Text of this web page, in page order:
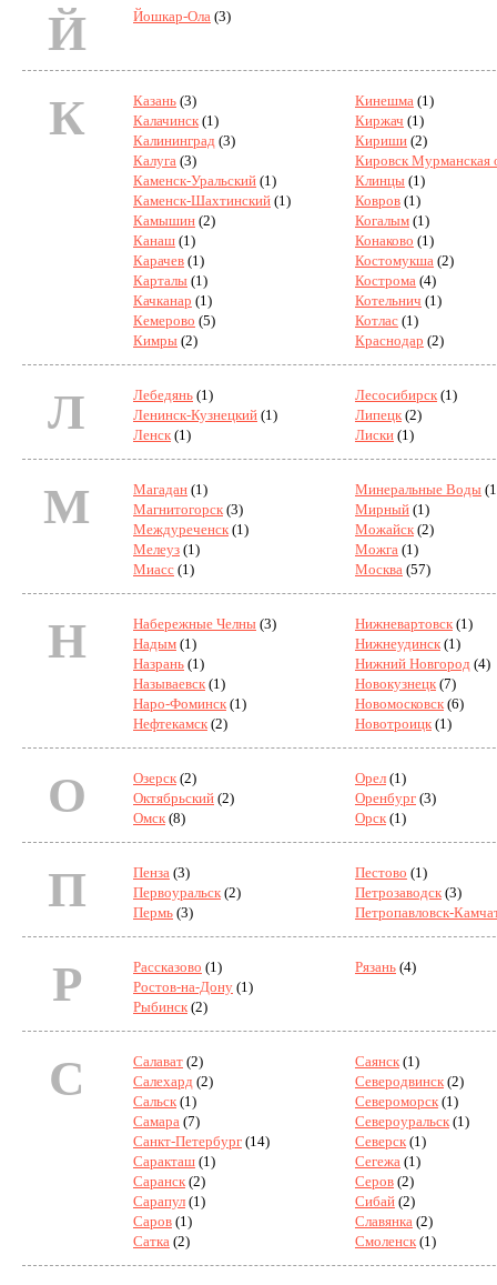
Й Йошкар-Ола (3)
К Казань (3)
Калачинск (1)
Калининград (3)
Калуга (3)
Каменск-Уральский (1)
Каменск-Шахтинский (1)
Камышин (2)
Канаш (1)
Карачев (1)
Карталы (1)
Качканар (1)
Кемерово (5)
Кимры (2)
Кинешма (1)
Киржач (1)
Кириши (2)
Кировск Мурманская
Клинцы (1)
Ковров (1)
Когалым (1)
Конаково (1)
Костомукша (2)
Кострома (4)
Котельнич (1)
Котлас (1)
Краснодар (2)
Л Лебедянь (1)
Ленинск-Кузнецкий (1)
Ленск (1)
Лесосибирск (1)
Липецк (2)
Лиски (1)
М Магадан (1)
Магнитогорск (3)
Междуреченск (1)
Мелеуз (1)
Миасс (1)
Минеральные Воды
Мирный (1)
Можайск (2)
Можга (1)
Москва (57)
Н Набережные Челны (3)
Надым (1)
Назрань (1)
Называевск (1)
Наро-Фоминск (1)
Нефтекамск (2)
Нижневартовск (1)
Нижнеудинск (1)
Нижний Новгород (4)
Новокузнецк (7)
Новомосковск (6)
Новотроицк (1)
О Озерск (2)
Октябрьский (2)
Омск (8)
Орел (1)
Оренбург (3)
Орск (1)
П Пенза (3)
Первоуральск (2)
Пермь (3)
Пестово (1)
Петрозаводск (3)
Петропавловск-
Р Рассказово (1)
Ростов-на-Дону (1)
Рыбинск (2)
Рязань (4)
С Салават (2)
Салехард (2)
Сальск (1)
Самара (7)
Санкт-Петербург (14)
Саракташ (1)
Саранск (2)
Сарапул (1)
Саров (1)
Сатка (2)
Саянск (1)
Северодвинск (2)
Североморск (1)
Североуральск (1)
Северск (1)
Сегежа (1)
Серов (2)
Сибай (2)
Славянка (2)
Смоленск (1)